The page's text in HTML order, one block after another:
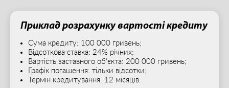
Приклад розрахунку вартості кредиту
Сума кредиту: 100 000 гривень;
Відсоткова ставка: 24% річних;
Вартість заставного об'єкта: 200 000 гривень;
Графік погашення: тільки відсотки;
Термін кредитування: 12 місяців.